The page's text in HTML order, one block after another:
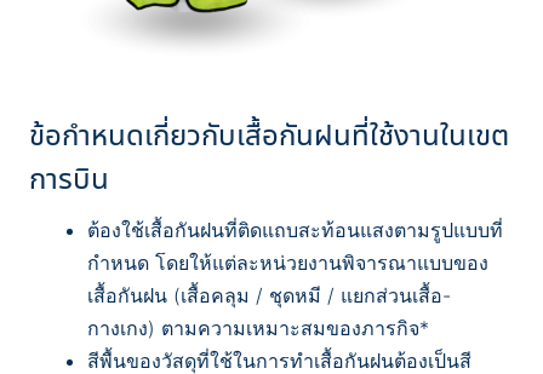
ข้อกำหนดเกี่ยวกับเสื้อกันฝนที่ใช้งานในเขต
การบิน
ต้องใช้เสื้อกันฝนที่ติดแถบสะท้อนแสงตามรูปแบบที่
กำหนด โดยให้แต่ละหน่วยงานพิจารณาแบบของ
เสื้อกันฝน (เสื้อคลุม / ชุดหมี / แยกส่วนเสื้อ-
กางเกง) ตามความเหมาะสมของภารกิจ*
สีพื้นของวัสดุที่ใช้ในการทำเสื้อกันฝนต้องเป็นสี